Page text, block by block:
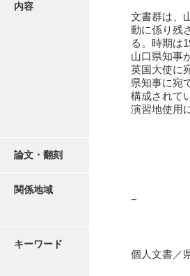
阿武家文書(美祢市２)
阿武孝太郎文書
飯田家文書（福岡県）
石田家文書（徳山市）
内容
文書群は、
動に係り残
る。時期は
山口県知事
英国大使に
県知事に宛
構成されて
演習地使用
論文・翻刻
関係地域
−
キーワード
個人文書／